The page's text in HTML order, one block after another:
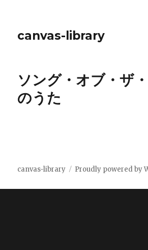
canvas-library
ソング・オブ・ザ
のうた
canvas-library Proudly powered by